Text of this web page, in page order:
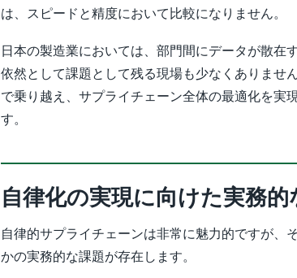
は、スピードと精度において比較になりません。
日本の製造業においては、部門間にデータが散在
依然として課題として残る現場も少なくありませ
で乗り越え、サプライチェーン全体の最適化を実
す。
自律化の実現に向けた実務的
自律的サプライチェーンは非常に魅力的ですが、
かの実務的な課題が存在します。